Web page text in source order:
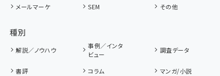
メールマーケ
SEM その他
種別
解説／ノウハウ
事例／インタ
ビュー
調査データ
書評 コラム
マンガ/小説